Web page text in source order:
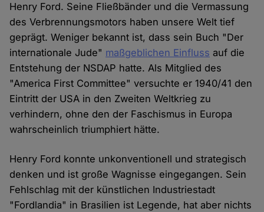
Henry Ford. Seine Fließbänder und die Vermassung
des Verbrennungsmotors haben unsere Welt tief
geprägt. Weniger bekannt ist, dass sein Buch "Der
internationale Jude" maßgeblichen Einfluss auf die
Entstehung der NSDAP hatte. Als Mitglied des
"America First Committee" versuchte er 1940/41 den
Eintritt der USA in den Zweiten Weltkrieg zu
verhindern, ohne den der Faschismus in Europa
wahrscheinlich triumphiert hätte.
Henry Ford konnte unkonventionell und strategisch
denken und ist große Wagnisse eingegangen. Sein
Fehlschlag mit der künstlichen Industriestadt
"Fordlandia" in Brasilien ist Legende, hat aber nichts